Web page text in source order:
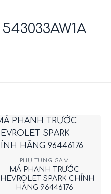
+
PHỤ TÙNG GẦM
MÁ PHANH TRƯỚC
SPARK CHÍNH
HÃNG 96446176